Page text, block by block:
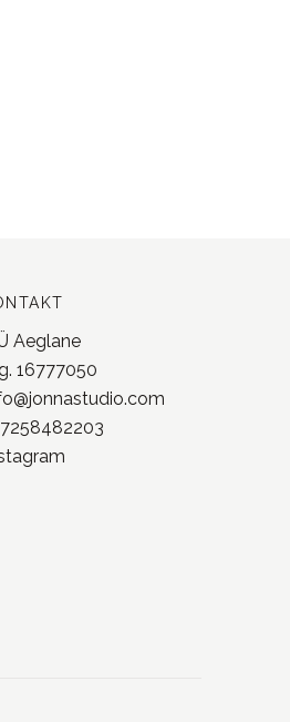
Aeglane
16777050